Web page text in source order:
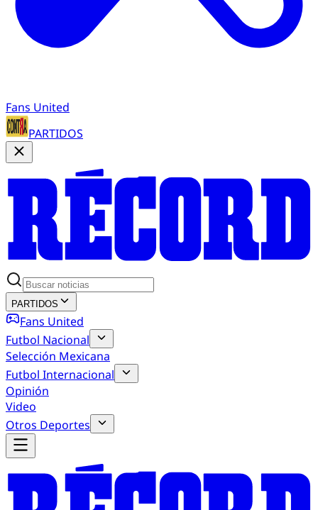
Fans United
PARTIDOS
PARTIDOS
Fans United
Futbol Nacional
Selección Mexicana
Futbol Internacional
Opinión
Video
Otros Deportes